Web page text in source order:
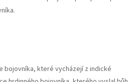
bojovníka, které vycházejí z indické